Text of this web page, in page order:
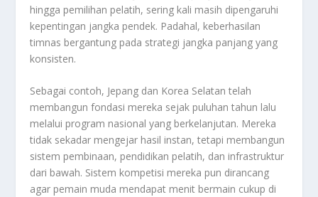
hingga pemilihan pelatih, sering kali masih dipengaruhi
kepentingan jangka pendek. Padahal, keberhasilan
timnas bergantung pada strategi jangka panjang yang
konsisten.
Sebagai contoh, Jepang dan Korea Selatan telah
membangun fondasi mereka sejak puluhan tahun lalu
melalui program nasional yang berkelanjutan. Mereka
tidak sekadar mengejar hasil instan, tetapi membangun
sistem pembinaan, pendidikan pelatih, dan infrastruktur
dari bawah. Sistem kompetisi mereka pun dirancang
agar pemain muda mendapat menit bermain cukup di